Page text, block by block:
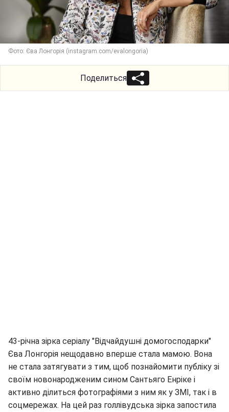
Фото: Єва Лонгорія (instagram.com/evalongoria)
Поделиться
43-річна зірка серіалу "Відчайдушні домогосподарки"
Єва Лонгорія нещодавно вперше стала мамою. Вона
не стала затягувати з тим, щоб познайомити публіку зі
своїм новонародженим сином Сантьяго Енріке і
активно ділиться фотографіями з ним як у ЗМІ, так і в
соцмережах. На цей раз голлівудська зірка запостила